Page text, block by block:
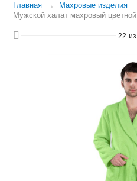
Главная Махровые изделия
Мужской халат махровый цветной
22 из